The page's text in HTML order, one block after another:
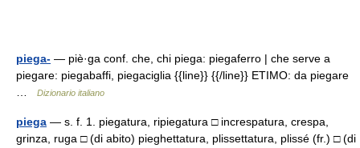
piega- — piè·ga conf. che, chi piega: piegaferro | che serve a
piegare: piegabaffi, piegaciglia {{line}} {{/line}} ETIMO: da piegare
Dizionario italiano
piega — s. f. 1. piegatura, ripiegatura □ increspatura, crespa,
grinza, ruga □ (di abito) pieghettatura, plissettatura, plissé (fr.) □ (di